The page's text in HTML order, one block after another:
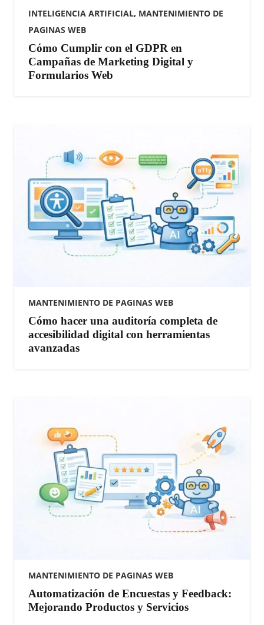
INTELIGENCIA ARTIFICIAL, MANTENIMIENTO DE
PAGINAS WEB
Cómo Cumplir con el GDPR en
Campañas de Marketing Digital y
Formularios Web
MANTENIMIENTO DE PAGINAS WEB
Cómo hacer una auditoría completa de
accesibilidad digital con herramientas
avanzadas
MANTENIMIENTO DE PAGINAS WEB
Automatización de Encuestas y Feedback:
Mejorando Productos y Servicios